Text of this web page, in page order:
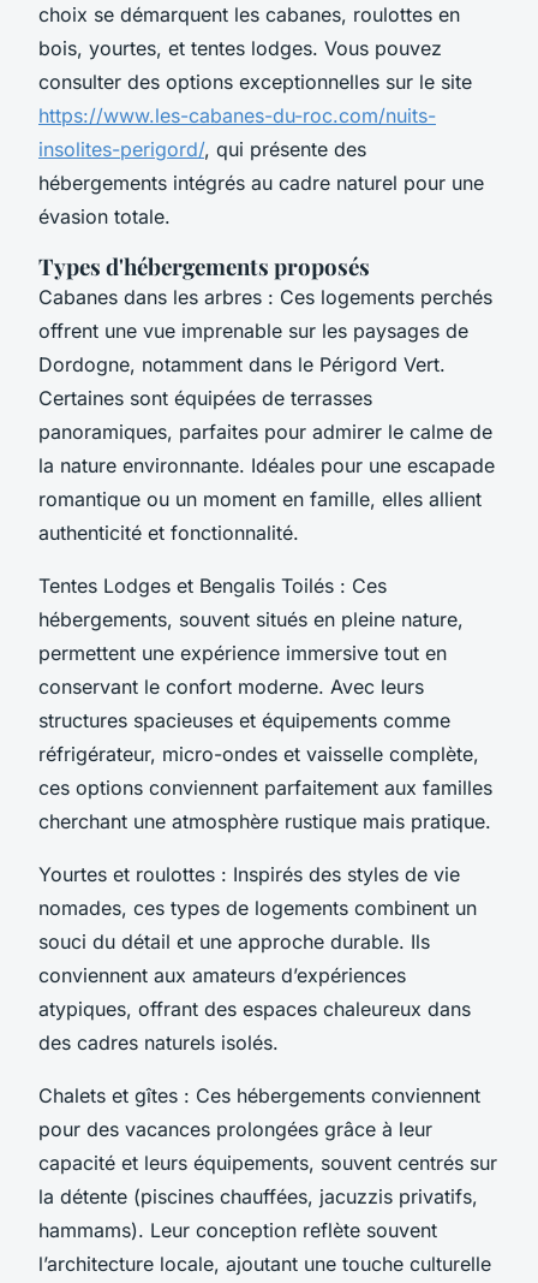
choix se démarquent les cabanes, roulottes en
bois, yourtes, et tentes lodges. Vous pouvez
consulter des options exceptionnelles sur le site
https://www.les-cabanes-du-roc.com/nuits-
insolites-perigord/, qui présente des
hébergements intégrés au cadre naturel pour une
évasion totale.
Types d'hébergements proposés
Cabanes dans les arbres : Ces logements perchés
offrent une vue imprenable sur les paysages de
Dordogne, notamment dans le Périgord Vert.
Certaines sont équipées de terrasses
panoramiques, parfaites pour admirer le calme de
la nature environnante. Idéales pour une escapade
romantique ou un moment en famille, elles allient
authenticité et fonctionnalité.
Tentes Lodges et Bengalis Toilés : Ces
hébergements, souvent situés en pleine nature,
permettent une expérience immersive tout en
conservant le confort moderne. Avec leurs
structures spacieuses et équipements comme
réfrigérateur, micro-ondes et vaisselle complète,
ces options conviennent parfaitement aux familles
cherchant une atmosphère rustique mais pratique.
Yourtes et roulottes : Inspirés des styles de vie
nomades, ces types de logements combinent un
souci du détail et une approche durable. Ils
conviennent aux amateurs d’expériences
atypiques, offrant des espaces chaleureux dans
des cadres naturels isolés.
Chalets et gîtes : Ces hébergements conviennent
pour des vacances prolongées grâce à leur
capacité et leurs équipements, souvent centrés sur
la détente (piscines chauffées, jacuzzis privatifs,
hammams). Leur conception reflète souvent
l’architecture locale, ajoutant une touche culturelle